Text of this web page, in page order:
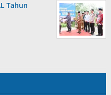
Tahun